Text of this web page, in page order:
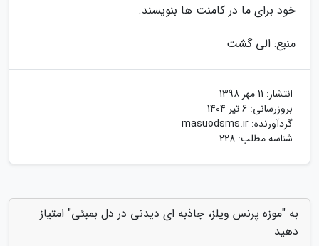
خود برای ما در کامنت ها بنویسند.
منبع: الی گشت
انتشار: 11 مهر 1398
بروزرسانی: 6 تیر 1404
گردآورنده: masuodsms.ir
شناسه مطلب: 228
به "موزه پرنس ویلز، جاذبه ای دیدنی در دل بمبئی" امتیاز
دهید